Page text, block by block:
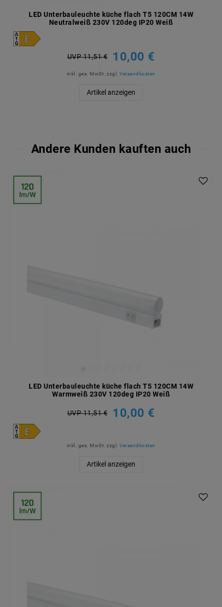
LED Unterbauleuchte küche flach T5 120CM 14W
Neutralweiß 230V 120deg IP20 Weiß
UVP 11,51 € 10,00 €
inkl. ges. MwSt. zzgl. Versandkosten
Artikel anzeigen
Andere Kunden kauften auch
LED Unterbauleuchte küche flach T5 120CM 14W
Warmweiß 230V 120deg IP20 Weiß
UVP 11,51 € 10,00 €
inkl. ges. MwSt. zzgl. Versandkosten
Artikel anzeigen